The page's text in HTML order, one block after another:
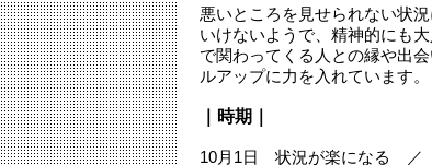
悪いところを見せられない状
いけないようで、精神的にも
で関わってくる人との縁や出
ルアップに力を入れています。
｜時期｜
10月1日 状況が楽になる ／